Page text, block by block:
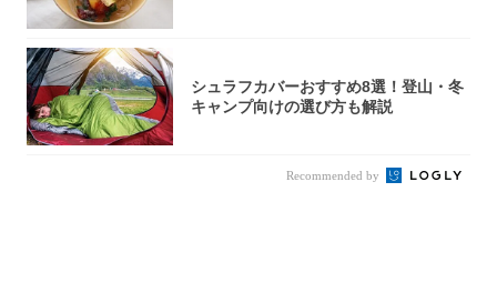
シュラフカバーおすすめ8選！登山・冬
キャンプ向けの選び方も解説
Recommended by